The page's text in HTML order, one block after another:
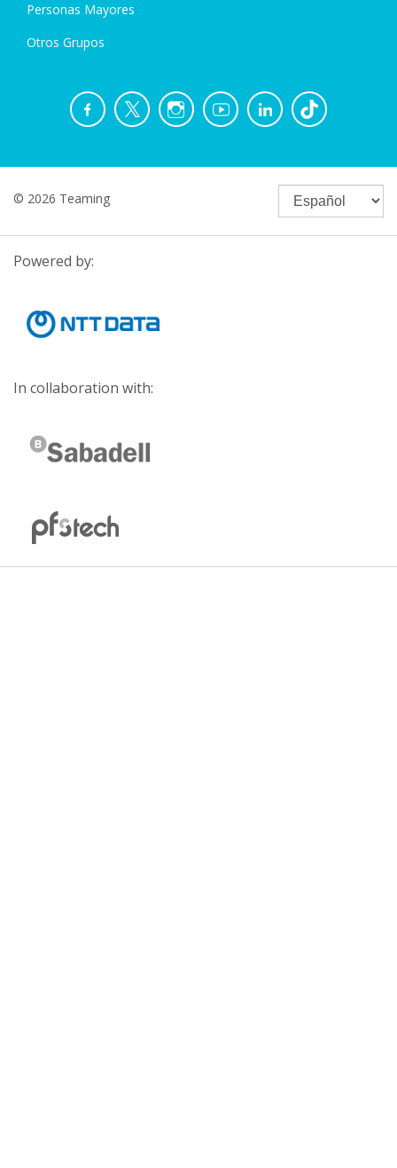
Personas Mayores
Otros Grupos
© 2026 Teaming
Powered by:
In collaboration with: